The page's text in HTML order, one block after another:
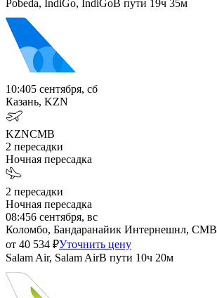
Pobeda, IndiGo, IndiGoВ пути 19ч 35м
10:405 сентября, сб
Казань, KZN
KZNCMB
2 пересадки
Ночная пересадка
2 пересадки
Ночная пересадка
08:456 сентября, вс
Коломбо, Бандаранайик Интернешнл, CMB
от 40 534 ₽Уточнить цену
Salam Air, Salam AirВ пути 10ч 20м